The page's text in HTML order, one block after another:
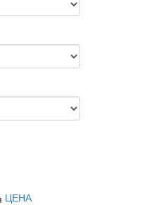
ЦЕНА